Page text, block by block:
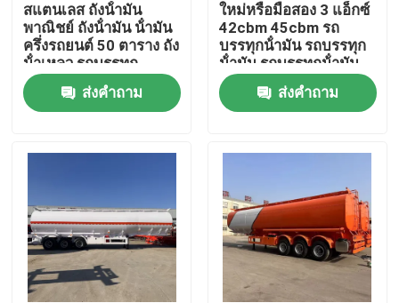
วิดีโอ
สแตนเลส ถังน้ํามัน
พาณิชย์ ถังน้ํามัน น้ํามัน
ครึ่งรถยนต์ 50 ตาราง ถัง
น้ําเหลว รถบรรทุก
ส่งคำถาม
ใหม่หรือมือสอง 3 แอ็กซ์
42cbm 45cbm รถ
บรรทุกน้ํามัน รถบรรทุก
น้ํามัน รถบรรทุกน้ํามัน
ส่งคำถาม